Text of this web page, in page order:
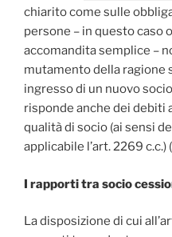
chiarito come sulle
persone – in questo caso
accomandita semplice –
mutamento della ragione
ingresso di un nuovo
risponde anche dei debiti
qualità di socio (ai sensi
applicabile l’art. 2269 c.c.)
I rapporti tra socio
La disposizione di cui